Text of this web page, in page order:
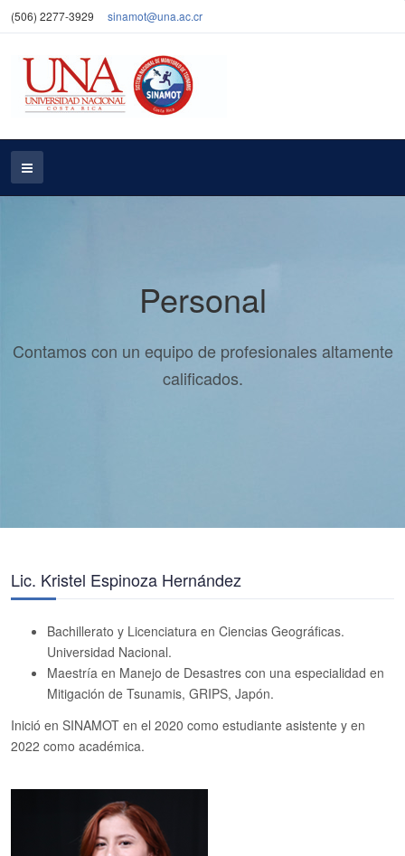
(506) 2277-3929 sinamot@una.ac.cr
Personal
Contamos con un equipo de profesionales altamente
calificados.
Lic. Kristel Espinoza Hernández
Bachillerato y Licenciatura en Ciencias Geográficas.
Universidad Nacional.
Maestría en Manejo de Desastres con una especialidad en
Mitigación de Tsunamis, GRIPS, Japón.
Inició en SINAMOT en el 2020 como estudiante asistente y en
2022 como académica.